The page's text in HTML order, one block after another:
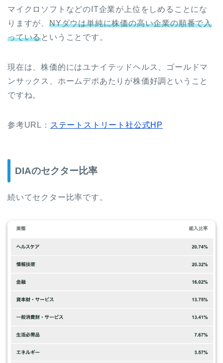
マイクロソフトなどのIT企業が上位をしめることにな
りますが、 NYダウは単純に株価の高い企業の順番で入
っているということです。
現在は、株価的にはユナイテッドヘルス、ゴールドマ
ンサックス、ホームデポあたりが株価好調ということ
ですね。
参考URL： ステートストリート社公式HP
DIAのセクター比率
続いてセクター比率です。